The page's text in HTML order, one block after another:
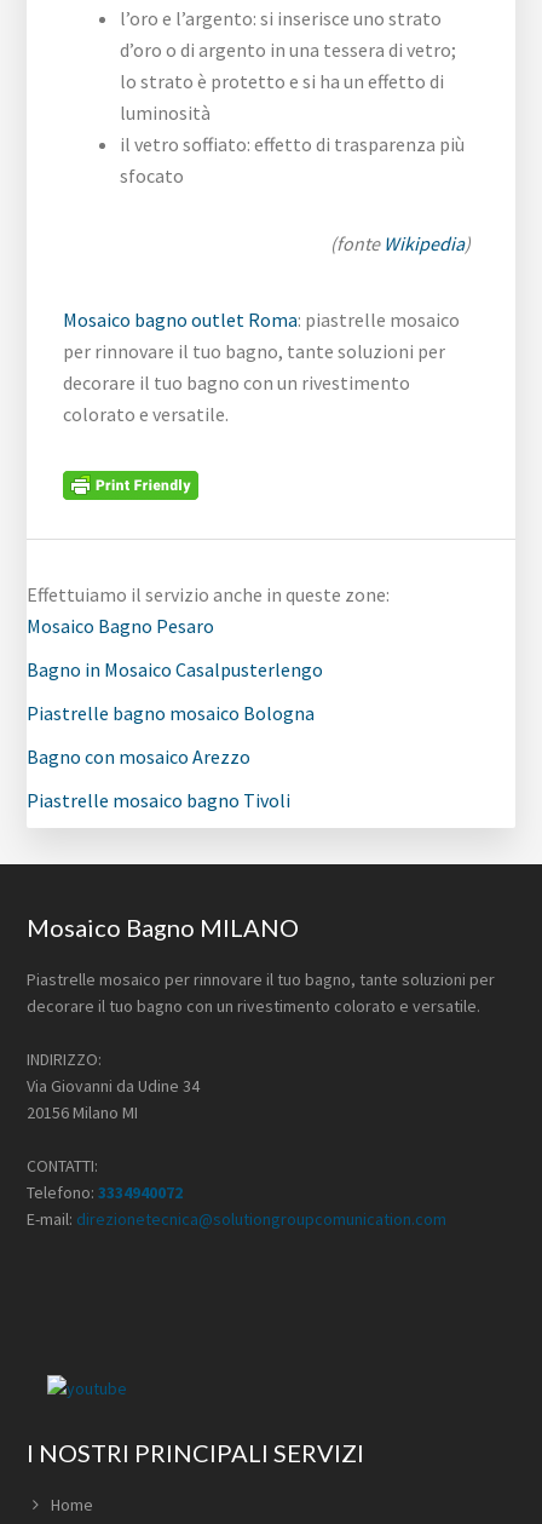
l’oro e l’argento: si inserisce uno strato
d’oro o di argento in una tessera di vetro;
lo strato è protetto e si ha un effetto di
luminosità
il vetro soffiato: effetto di trasparenza più
sfocato
(fonte Wikipedia)
Mosaico bagno outlet Roma: piastrelle mosaico
per rinnovare il tuo bagno, tante soluzioni per
decorare il tuo bagno con un rivestimento
colorato e versatile.
Effettuiamo il servizio anche in queste zone:
Mosaico Bagno Pesaro
Bagno in Mosaico Casalpusterlengo
Piastrelle bagno mosaico Bologna
Bagno con mosaico Arezzo
Piastrelle mosaico bagno Tivoli
Footer
Mosaico Bagno MILANO
Piastrelle mosaico per rinnovare il tuo bagno, tante soluzioni per
decorare il tuo bagno con un rivestimento colorato e versatile.
INDIRIZZO:
Via Giovanni da Udine 34
20156 Milano MI
CONTATTI:
Telefono:3334940072
E-mail: direzionetecnica@solutiongroupcomunication.com
I NOSTRI PRINCIPALI SERVIZI
Home